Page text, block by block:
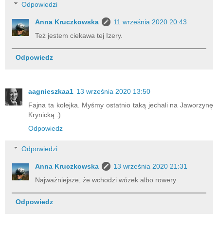
Odpowiedzi
Anna Kruczkowska
11 września 2020 20:43
Też jestem ciekawa tej Izery.
Odpowiedz
aagnieszkaa1 13 września 2020 13:50
Fajna ta kolejka. Myśmy ostatnio taką jechali na Jaworzynę
Krynicką :)
Odpowiedz
Odpowiedzi
Anna Kruczkowska
13 września 2020 21:31
Najważniejsze, że wchodzi wózek albo rowery
Odpowiedz